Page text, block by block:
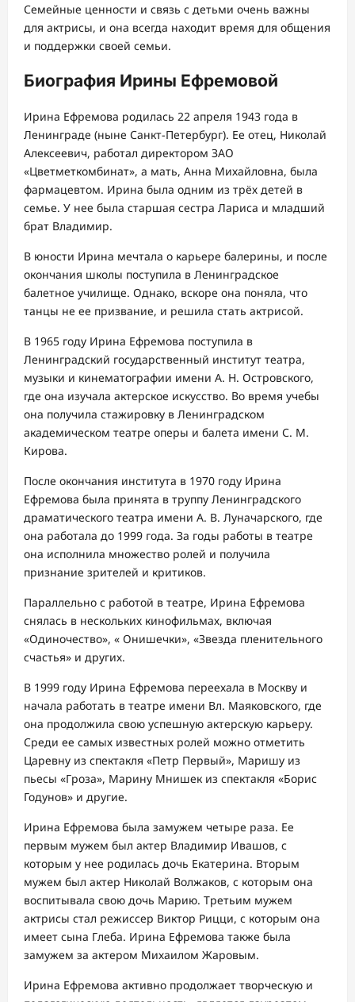
Семейные ценности и связь с детьми очень важны
для актрисы, и она всегда находит время для общения
и поддержки своей семьи.
Биография Ирины Ефремовой
Ирина Ефремова родилась 22 апреля 1943 года в
Ленинграде (ныне Санкт-Петербург). Ее отец, Николай
Алексеевич, работал директором ЗАО
«Цветметкомбинат», а мать, Анна Михайловна, была
фармацевтом. Ирина была одним из трёх детей в
семье. У нее была старшая сестра Лариса и младший
брат Владимир.
В юности Ирина мечтала о карьере балерины, и после
окончания школы поступила в Ленинградское
балетное училище. Однако, вскоре она поняла, что
танцы не ее призвание, и решила стать актрисой.
В 1965 году Ирина Ефремова поступила в
Ленинградский государственный институт театра,
музыки и кинематографии имени А. Н. Островского,
где она изучала актерское искусство. Во время учебы
она получила стажировку в Ленинградском
академическом театре оперы и балета имени С. М.
Кирова.
После окончания института в 1970 году Ирина
Ефремова была принята в труппу Ленинградского
драматического театра имени А. В. Луначарского, где
она работала до 1999 года. За годы работы в театре
она исполнила множество ролей и получила
признание зрителей и критиков.
Параллельно с работой в театре, Ирина Ефремова
снялась в нескольких кинофильмах, включая
«Одиночество», « Онишечки», «Звезда пленительного
счастья» и других.
В 1999 году Ирина Ефремова переехала в Москву и
начала работать в театре имени Вл. Маяковского, где
она продолжила свою успешную актерскую карьеру.
Среди ее самых известных ролей можно отметить
Царевну из спектакля «Петр Первый», Маришу из
пьесы «Гроза», Марину Мнишек из спектакля «Борис
Годунов» и другие.
Ирина Ефремова была замужем четыре раза. Ее
первым мужем был актер Владимир Ивашов, с
которым у нее родилась дочь Екатерина. Вторым
мужем был актер Николай Волжаков, с которым она
воспитывала свою дочь Марию. Третьим мужем
актрисы стал режиссер Виктор Рицци, с которым она
имеет сына Глеба. Ирина Ефремова также была
замужем за актером Михаилом Жаровым.
Ирина Ефремова активно продолжает творческую и